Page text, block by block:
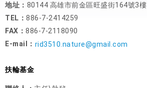
地址： 80144 高雄市前金區旺盛街164號3樓
TEL： 886-7-2414259
FAX： 886-7-2118090
E-mail： rid3510.nature@gmail.com
扶輪基金